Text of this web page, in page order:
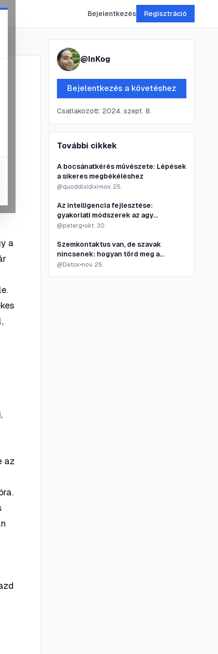
Bejelentkezés Regisztráció
a
az
@InKog
Bejelentkezés a követéshez
Csatlakozott: 2024. szept. 8.
További cikkek
A bocsánatkérés művészete: Lépések
a sikeres megbékéléshez
@quoddixidixi•nov. 25.
Az intelligencia fejlesztése:
gyakorlati módszerek az agy
edzésére
@peterg•okt. 30.
Szemkontaktus van, de szavak
nincsenek: hogyan törd meg a
csendet?
@ Detox•nov. 25.